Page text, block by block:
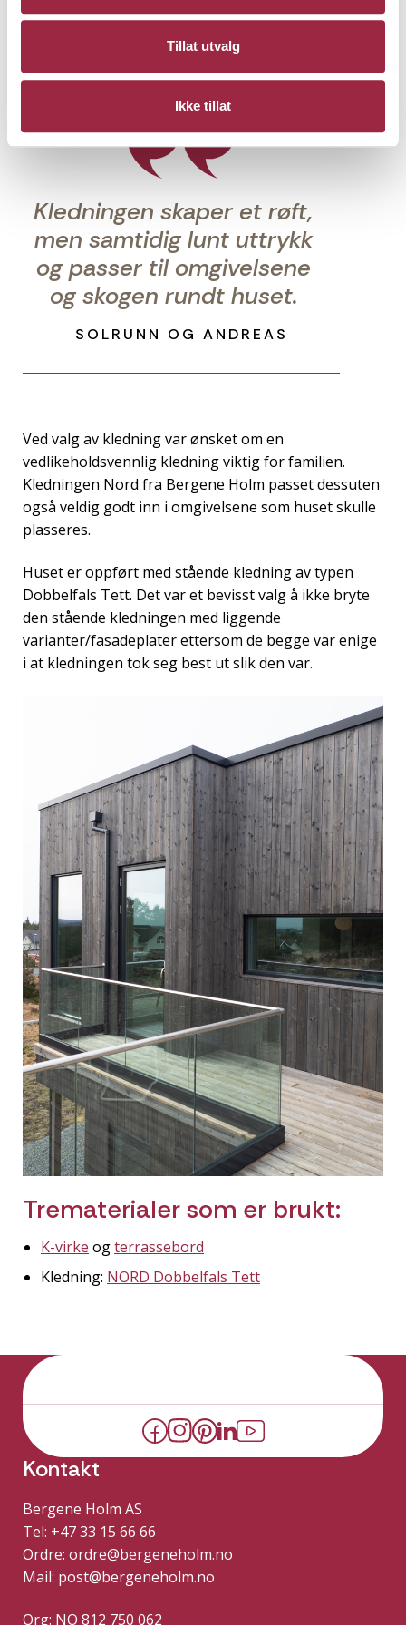
Tillat utvalg
Ikke tillat
Kledningen skaper et røft,
men samtidig lunt uttrykk
og passer til omgivelsene
og skogen rundt huset.
SOLRUNN OG ANDREAS
Ved valg av kledning var ønsket om en
vedlikeholdsvennlig kledning viktig for familien.
Kledningen Nord fra Bergene Holm passet dessuten
også veldig godt inn i omgivelsene som huset skulle
plasseres.
Huset er oppført med stående kledning av typen
Dobbelfals Tett. Det var et bevisst valg å ikke bryte
den stående kledningen med liggende
varianter/fasadeplater ettersom de begge var enige
i at kledningen tok seg best ut slik den var.
Trematerialer som er brukt:
K-virke ogterrassebord
Kledning: NORD Dobbelfals Tett
Kontakt
Bergene Holm AS
Tel: +47 33 15 66 66
Ordre: ordre@bergeneholm.no
Mail: post@bergeneholm.no
Org: NO 812 750 062